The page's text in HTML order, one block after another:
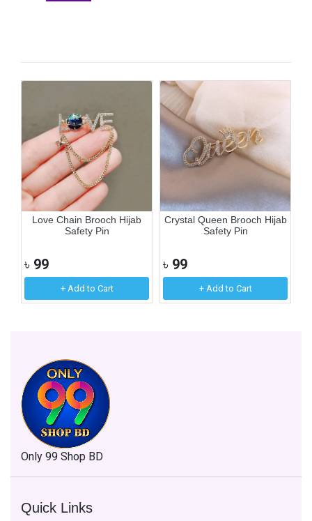
Love Chain Brooch Hijab
Safety Pin
৳ 99
+ Add to Cart
Crystal Queen Brooch Hijab
Safety Pin
৳ 99
+ Add to Cart
Only 99 Shop BD
Quick Links